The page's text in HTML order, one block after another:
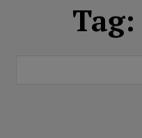
Tag: